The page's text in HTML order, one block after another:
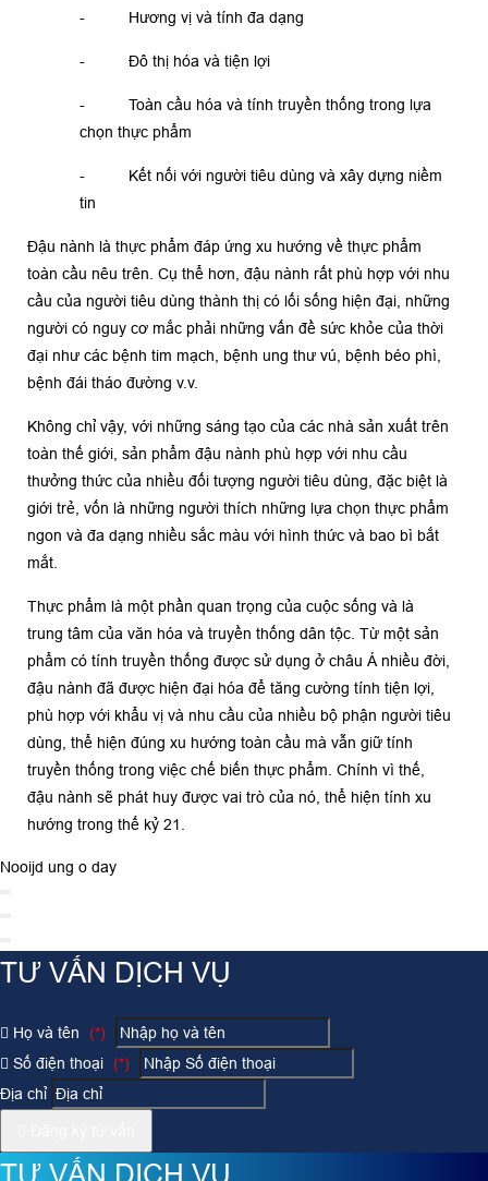
- Hương vị và tính đa dạng
- Đô thị hóa và tiện lợi
- Toàn cầu hóa và tính truyền thống trong lựa
chọn thực phẩm
- Kết nối với người tiêu dùng và xây dựng niềm
tin
Đậu nành là thực phẩm đáp ứng xu hướng về thực phẩm
toàn cầu nêu trên. Cụ thể hơn, đậu nành rất phù hợp với nhu
cầu của người tiêu dùng thành thị có lối sống hiện đại, những
người có nguy cơ mắc phải những vấn đề sức khỏe của thời
đại như các bệnh tim mạch, bệnh ung thư vú, bệnh béo phì,
bệnh đái tháo đường v.v.
Không chỉ vậy, với những sáng tạo của các nhà sản xuất trên
toàn thế giới, sản phẩm đậu nành phù hợp với nhu cầu
thưởng thức của nhiều đối tượng người tiêu dùng, đặc biệt là
giới trẻ, vốn là những người thích những lựa chọn thực phẩm
ngon và đa dạng nhiều sắc màu với hình thức và bao bì bắt
mắt.
Thực phẩm là một phần quan trọng của cuộc sống và là
trung tâm của văn hóa và truyền thống dân tộc. Từ một sản
phẩm có tính truyền thống được sử dụng ở châu Á nhiều đời,
đậu nành đã được hiện đại hóa để tăng cường tính tiện lợi,
phù hợp với khẩu vị và nhu cầu của nhiều bộ phận người tiêu
dùng, thể hiện đúng xu hướng toàn cầu mà vẫn giữ tính
truyền thống trong việc chế biến thực phẩm. Chính vì thế,
đậu nành sẽ phát huy được vai trò của nó, thể hiện tính xu
hướng trong thế kỷ 21.
Nooijd ung o day
TƯ VẤN DỊCH VỤ
Họ và tên
(*)
Số điện thoại (*)
Địa chỉ